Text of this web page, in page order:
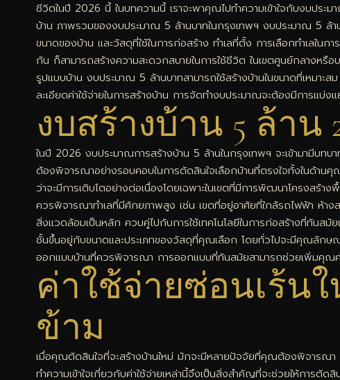
ชีวิตในปี 2026 นี้ ในบทความนี้ เราจะพาคุณไปทำความเข้าใจกับงบประ
บ้าน ภาพรวมของงบประมาณ 5 ล้านบาทในกรุงเทพฯ งบประมาณ 5 ล้
ขนาดของบ้าน และวัสดุที่ใช้ในการก่อสร้าง ทำเลที่ตั้ง การเลือกทำเลใน
กัน ก็สามารถสร้างความสะดวกสบายในการใช้ชีวิต ในเขตศูนย์กลางห
รูปแบบบ้าน งบประมาณ 5 ล้านบาทสามารถใช้สร้างบ้านในขนาดที่เหมา
ละเอียดค่าใช้จ่ายในการสร้างบ้าน การจัดทำงบประมาณจะต้องมีการแ
งบสร้างบ้าน 5 ล้าน
ในปี 2026 งบประมาณการสร้างบ้าน 5 ล้านในกรุงเทพฯ จะเข้ามามีบ
ต้องพิจารณาอย่างรอบคอบในการตัดสินใจเลือกบ้านที่ตรงใจทั้งในด้า
ว่าจะมีการเติบโตอย่างต่อเนื่องโดยเฉพาะในเขตที่มีการพัฒนาโครงสร้
ควรพิจารณาทำเลที่มีศักยภาพสูง เช่น เขตที่อยู่อาศัยที่ใกล้รถไฟฟ้า ห้า
สิ่งแวดล้อมเป็นหลัก ควบคู่ไปกับการใช้เทคโนโลยีในการก่อสร้างที่ทัน
ชั้นขึ้นอยู่กับขนาดและประเภทของวัสดุที่คุณเลือก โดยทั่วไปจะมีคุณลัก
ออกแบบบ้านที่ควรพิจารณา การออกแบบที่ทันสมัยสามารถช่วยเพิ่มคุณ
ค่าใช้จ่ายซ่อนเร้น
ข้าม
เมื่อคุณตัดสินใจที่จะสร้างบ้านใหม่ มักจะมีหลายปัจจัยที่คุณต้องพิจารณา
ทำความเข้าใจเกี่ยวกับค่าใช้จ่ายเหล่านี้จึงเป็นสิ่งสำคัญที่จะช่วยให้การตั